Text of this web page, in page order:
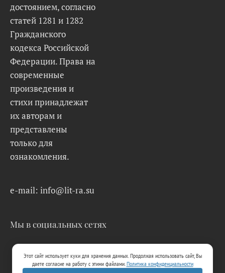
достоянием, согласно
статей 1281 и 1282
Гражданского
кодекса Российской
Федерации. Права на
современные
произведения и
стихи принадлежат
их авторам и
представлены
только для
ознакомления.
e-mail: info@lit-ra.su
Мы в социальных сетях
Этот сайт использует куки для хранения данных. Продолжая использовать сайт, Вы
даете согласие на работу с этими файлами.Политика конфиденциальности